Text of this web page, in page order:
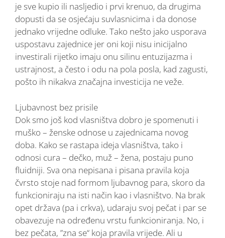
je sve kupio ili nasljedio i prvi krenuo, da drugima
dopusti da se osjećaju suvlasnicima i da donose
jednako vrijedne odluke. Tako nešto jako usporava
uspostavu zajednice jer oni koji nisu inicijalno
investirali rijetko imaju onu silinu entuzijazma i
ustrajnost, a često i odu na pola posla, kad zagusti,
pošto ih nikakva značajna investicija ne veže.
Ljubavnost bez prisile
Dok smo još kod vlasništva dobro je spomenuti i
muško – ženske odnose u zajednicama novog
doba. Kako se rastapa ideja vlasništva, tako i
odnosi cura – dečko, muž – žena, postaju puno
fluidniji. Sva ona nepisana i pisana pravila koja
čvrsto stoje nad formom ljubavnog para, skoro da
funkcioniraju na isti način kao i vlasništvo. Na brak
opet država (pa i crkva), udaraju svoj pečat i par se
obavezuje na određenu vrstu funkcioniranja. No, i
bez pečata, ”zna se“ koja pravila vrijede. Ali u